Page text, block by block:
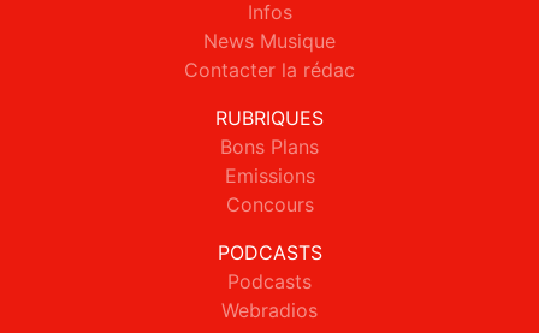
Infos
News Musique
Contacter la rédac
RUBRIQUES
Bons Plans
Emissions
Concours
PODCASTS
Podcasts
Webradios